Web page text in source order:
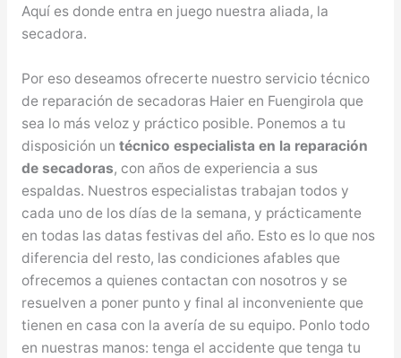
Aquí es donde entra en juego nuestra aliada, la
secadora.
Por eso deseamos ofrecerte nuestro servicio técnico
de reparación de secadoras Haier en Fuengirola que
sea lo más veloz y práctico posible. Ponemos a tu
disposición un técnico especialista en la reparación
de secadoras, con años de experiencia a sus
espaldas. Nuestros especialistas trabajan todos y
cada uno de los días de la semana, y prácticamente
en todas las datas festivas del año. Esto es lo que nos
diferencia del resto, las condiciones afables que
ofrecemos a quienes contactan con nosotros y se
resuelven a poner punto y final al inconveniente que
tienen en casa con la avería de su equipo. Ponlo todo
en nuestras manos: tenga el accidente que tenga tu